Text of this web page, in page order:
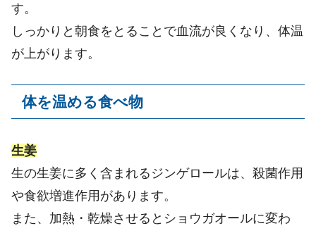
す。
しっかりと朝食をとることで血流が良くなり、体温
が上がります。
体を温める食べ物
生姜
生の生姜に多く含まれるジンゲロールは、殺菌作用
や食欲増進作用があります。
また、加熱・乾燥させるとショウガオールに変わ